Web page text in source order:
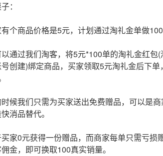
：
个商品价格是5元，计划通过淘礼金单做100
通过我们淘客，将5元*100单的淘礼金红包
创建)绑定商品，买家领取5元淘礼金后下
候我们只需为买家送出免费赠品，可以是
消品替代。
家0元获得一份赠品，而商家每单只需亏损
金，即可换取100真实销量。